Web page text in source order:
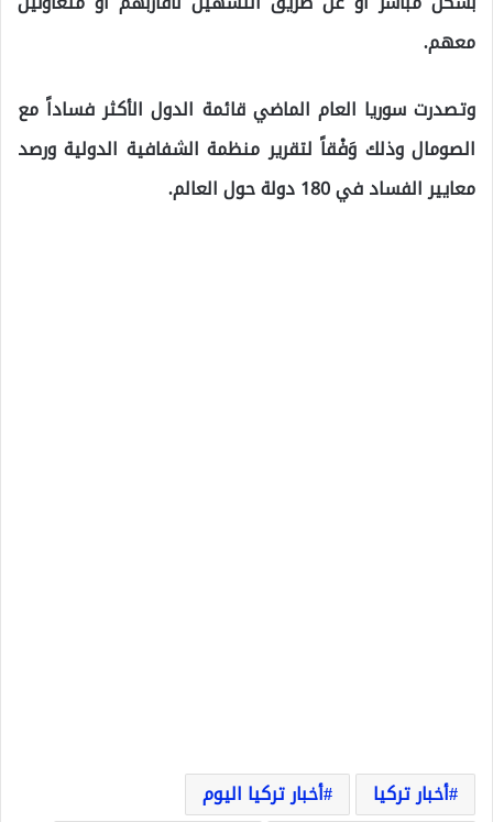
معهم.
وتصدرت سوريا العام الماضي قائمة الدول الأكثر فساداً مع
الصومال وذلك وَفْقاً لتقرير منظمة الشفافية الدولية ورصد
معايير الفساد في 180 دولة حول العالم.
أخبار تركيا
أخبار تركيا اليوم